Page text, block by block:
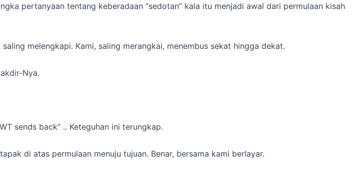
pertanyaan tentang keberadaan “sedotan” kala itu menjadi awal dari permulaan kisah
melengkapi. Kami, saling merangkai, menembus sekat hingga dekat.
Nya.
sends back” .. Keteguhan ini terungkap.
di atas permulaan menuju tujuan. Benar, bersama kami berlayar.